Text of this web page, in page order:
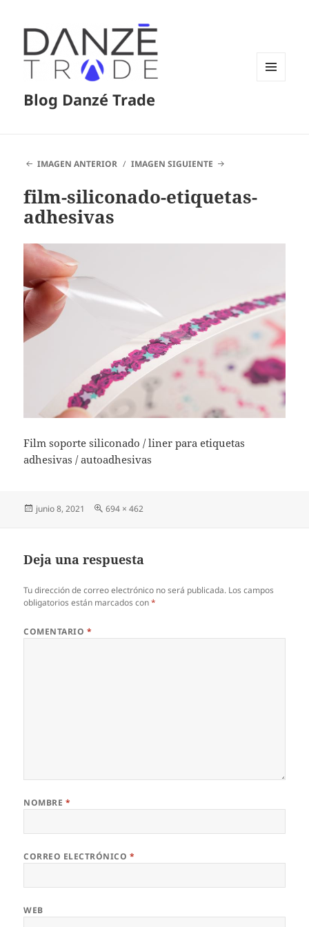
Blog Danzé Trade
IMAGEN ANTERIOR IMAGEN SIGUIENTE
film-siliconado-etiquetas-
adhesivas
Film soporte siliconado / liner para etiquetas
adhesivas / autoadhesivas
Publicado
junio 8, 2021
Tamaño
694 × 462
Deja una respuesta
Tu dirección de correo electrónico no será publicada. Los campos
obligatorios están marcados con*
COMENTARIO *
NOMBRE *
CORREO ELECTRÓNICO *
WEB